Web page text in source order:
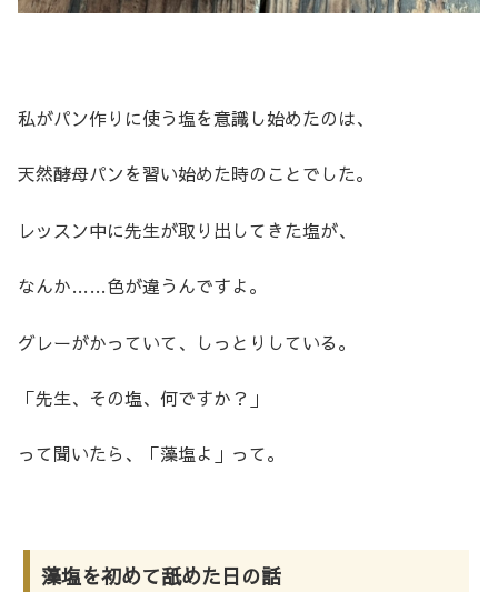
私がパン作りに使う塩を意識し始めたのは、
天然酵母パンを習い始めた時のことでした。
レッスン中に先生が取り出してきた塩が、
なんか……色が違うんですよ。
グレーがかっていて、しっとりしている。
「先生、その塩、何ですか？」
って聞いたら、「藻塩よ」って。
藻塩を初めて舐めた日の話